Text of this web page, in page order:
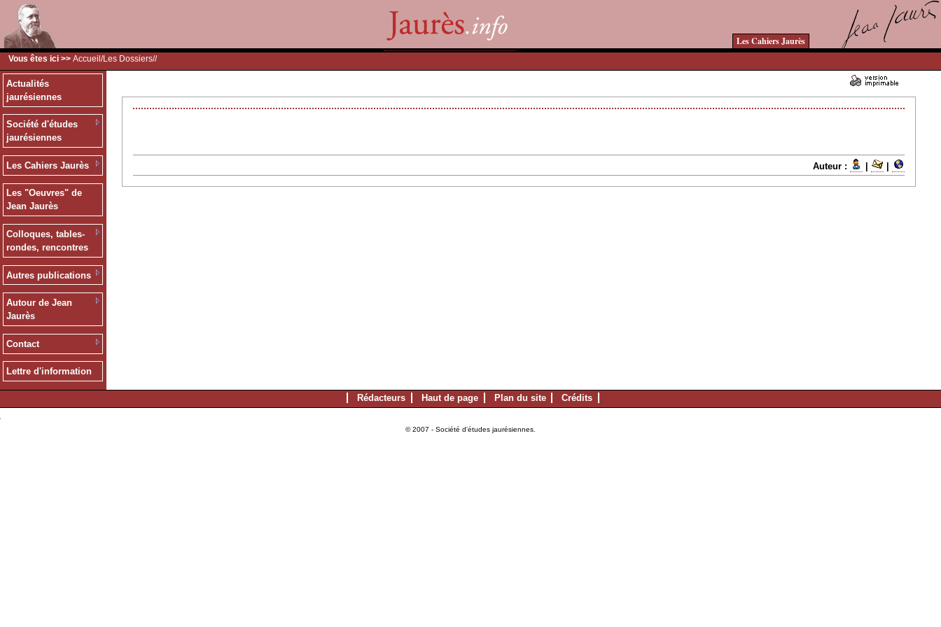
Les Cahiers Jaurès
Vous êtes ici >> Accueil /Les Dossiers//
Actualités
jaurésiennes
Société d'études
jaurésiennes
Les Cahiers Jaurès
Les "Oeuvres" de
Jean Jaurès
Colloques, tables-
rondes, rencontres
Autres publications
Autour de Jean
Jaurès
Contact
Lettre d'information
Auteur :
Rédacteurs Haut de page Plan du site Crédits
© 2007 - Société d'études jaurésiennes.